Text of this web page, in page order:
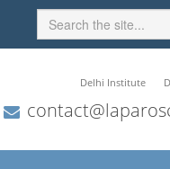
Delhi Institute